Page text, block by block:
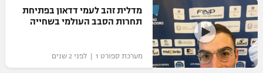
מדלית זהב לעמי דדאון בפתיחת
תחרות הסבב העולמי בשחייה
מערכת ספורט 1 | לפני 2 שנים